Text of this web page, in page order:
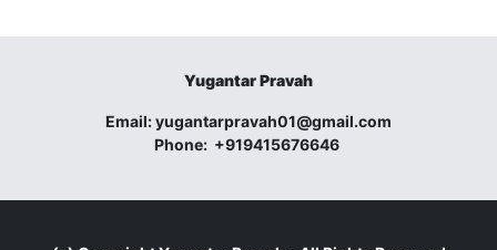
Yugantar Pravah
Email:yugantarpravah01@gmail.com
Phone: +919415676646